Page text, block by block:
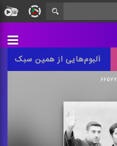
آلبوم‌هایی از همین سبک
۶۶۵۷۷